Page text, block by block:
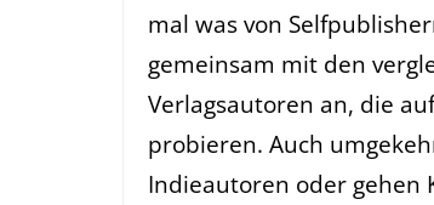
mal was von
gemeinsam mit den
Verlagsautoren an, die
probieren. Auch
Indieautoren oder gehen